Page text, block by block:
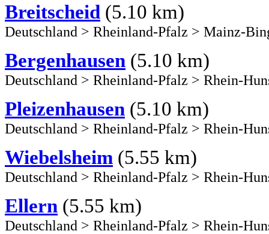
Breitscheid (5.10 km)
Deutschland > Rheinland-Pfalz > Mainz-
Bergenhausen (5.10 km)
Deutschland > Rheinland-Pfalz > Rhein-
Pleizenhausen (5.10 km)
Deutschland > Rheinland-Pfalz > Rhein-
Wiebelsheim (5.55 km)
Deutschland > Rheinland-Pfalz > Rhein-
Ellern (5.55 km)
Deutschland > Rheinland-Pfalz > Rhein-